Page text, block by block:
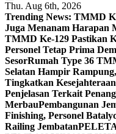
Thu. Aug 6th, 2026
Trending News: TMMD
Juga Menanam Harapan
TMMD Ke-129 Pastikan
Personel Tetap Prima
SesorRumah Type 36
Selatan Hampir
Tingkatkan
Penjelasan Terkait
MerbauPembangunan
Finishing, Personel
Railing Jembatan